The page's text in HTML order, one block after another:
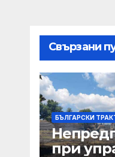
Свързани
БЪЛГАРСКИ
при